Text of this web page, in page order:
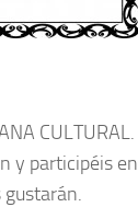
y participéis
gustarán.